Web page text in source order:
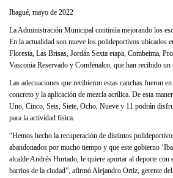
Ibagué, mayo de 2022
La Administración Municipal continúa mejorando los
En la actualidad son nueve los polideportivos ubicados
Floresta, Las Brisas, Jordán Sexta etapa, Combeima,
Vasconia Reservado y Comfenalco, que han recibido un
Las adecuaciones que recibieron estas canchas fueron
concreto y la aplicación de mezcla acrílica. De esta
Uno, Cinco, Seis, Siete, Ocho, Nueve y 11 podrán
para la actividad física.
“Hemos hecho la recuperación de distintos
abandonados por mucho tiempo y que este gobierno
alcalde Andrés Hurtado, le quiere aportar al deporte con
barrios de la ciudad”, afirmó Alejandro Ortiz, gerente